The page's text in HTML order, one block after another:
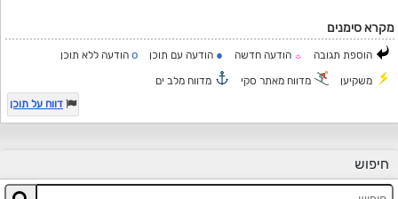
מקרא סימנים
הוספת תגובה ☼ הודעה חדשה ● הודעה עם תוכן o הודעה ללא תוכן
משקיען מדווח מאתר סקי
מדווח מלב ים
דווח על תוכן
חיפוש